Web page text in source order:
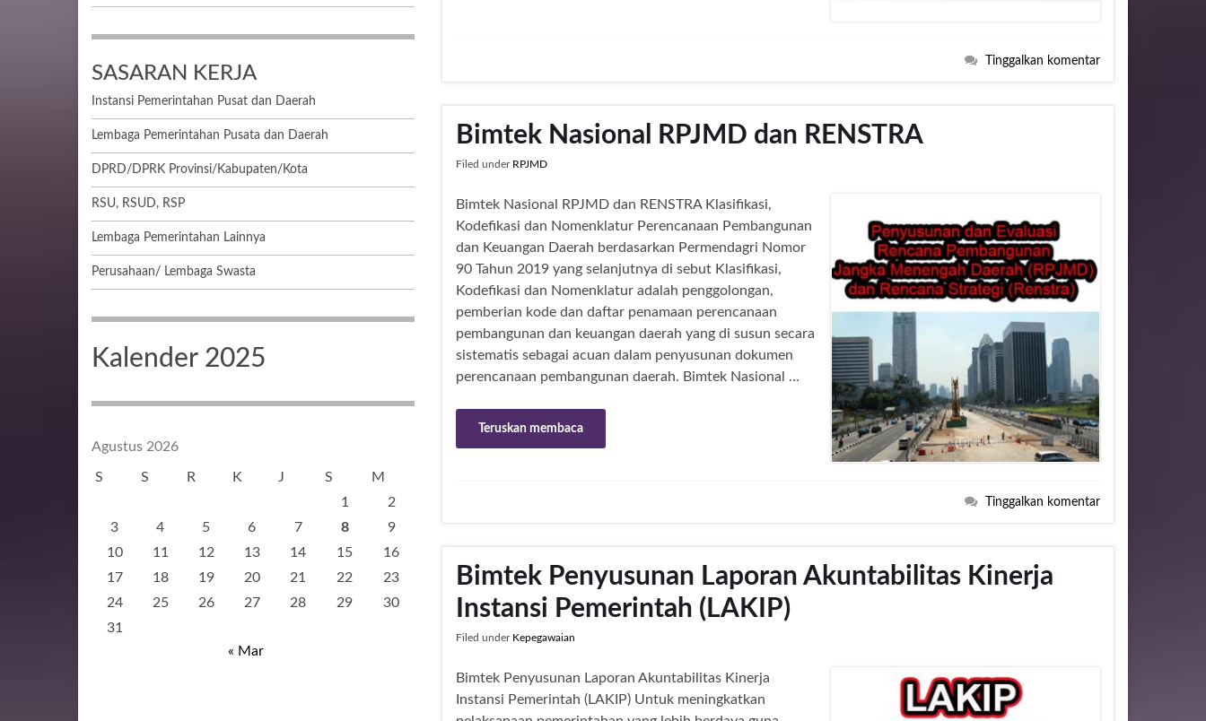
Tinggalkan komentar
Bimtek Nasional RPJMD dan RENSTRA
Filed under RPJMD
Bimtek Nasional RPJMD dan RENSTRA Klasifikasi,
Kodefikasi dan Nomenklatur Perencanaan Pembangunan
dan Keuangan Daerah berdasarkan Permendagri Nomor
90 Tahun 2019 yang selanjutnya di sebut Klasifikasi,
Kodefikasi dan Nomenklatur adalah penggolongan,
pemberian kode dan daftar penamaan perencanaan
pembangunan dan keuangan daerah yang di susun secara
sistematis sebagai acuan dalam penyusunan dokumen
perencanaan pembangunan daerah. Bimtek Nasional …
Teruskan membaca
Tinggalkan komentar
Bimtek Penyusunan Laporan Akuntabilitas Kinerja
Instansi Pemerintah (LAKIP)
Filed under Kepegawaian
Bimtek Penyusunan Laporan Akuntabilitas Kinerja
Instansi Pemerintah (LAKIP) Untuk meningkatkan
SASARAN KERJA
Instansi Pemerintahan Pusat dan Daerah
Lembaga Pemerintahan Pusata dan Daerah
DPRD/DPRK Provinsi/Kabupaten/Kota
RSU, RSUD, RSP
Lembaga Pemerintahan Lainnya
Perusahaan/ Lembaga Swasta
Kalender 2025
Agustus 2026
S S R K J S
M
1
2
3
4 5 6 7 8
9
10
11 12 13 14 15
16
17
18 19 20 21 22
23
24
25 26 27 28 29
30
31
« Mar